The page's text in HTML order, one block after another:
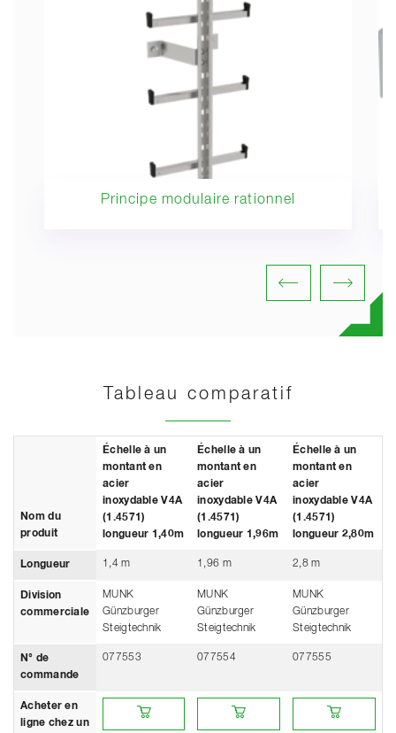
Principe modulaire rationnel
Tableau comparatif
Nom du
produit
Échelle à un
montant en
acier
inoxydable V4A
(1.4571)
longueur 1,40m
Échelle à un
montant en
acier
inoxydable V4A
(1.4571)
longueur 1,96m
Échelle à un
montant en
acier
inoxydable V4A
(1.4571)
longueur 2,80m
Longueur 1,4 m 1,96 m 2,8 m
Division
commerciale
MUNK
Günzburger
Steigtechnik
MUNK
Günzburger
Steigtechnik
MUNK
Günzburger
Steigtechnik
N° de
commande
077553 077554 077555
Acheter en
ligne chez un
Acheter en ligne chez un revendeurAcheter en ligne chez un revendeur
Acheter en ligne